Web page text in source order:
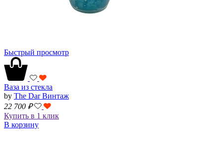
Быстрый просмотр
Ваза из стекла
by The Dar Винтаж
22 700 ₽
Купить в 1 клик
В корзину